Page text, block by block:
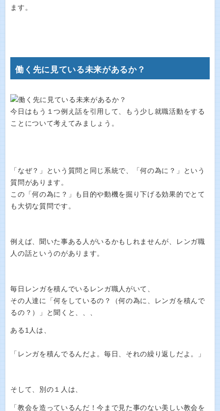
ます。
働く先に見ている未来があるか？
今日はもう１つ例え話を引用して、もう少し就職活動をする
ことについて考えてみましょう。
「なぜ？」という質問と同じ系統で、「何の為に？」という
質問があります。
この「何の為に？」も目的や動機を掘り下げる効果的でとて
も大切な質問です。
例えば、聞いた事ある人がいるかもしれませんが、レンガ職
人の話というのがあります。
毎日レンガを積んでいるレンガ職人がいて、
その人達に「何をしているの？（何の為に、レンガを積んで
るの？）」と聞くと、、、
ある1人は、
「レンガを積んでるんだよ。毎日、それの繰り返しだよ。」
そして、別の１人は、
「教会を造っているんだ！今まで見た事のない美しい教会を